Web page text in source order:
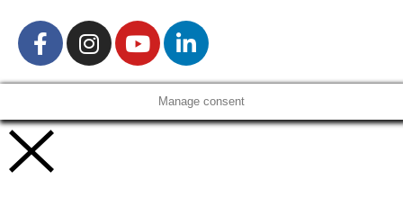
Manage consent